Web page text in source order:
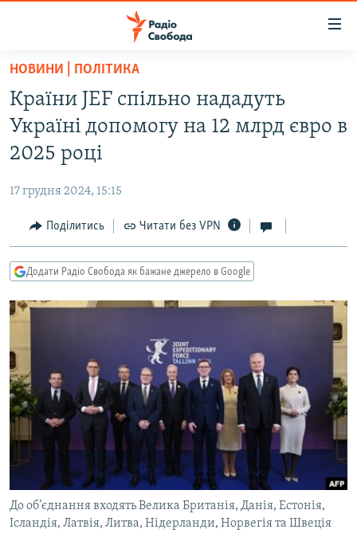
Перейти
основного
матеріалу
Перейти
до
основної
навігації
Перейти
до
пошуку
ВСЕ ЗА ДОБУ
СТАТТІ
ЕКОНОМІКА
СУСПІЛЬСТВО
РОСІЙСЬКА «ФІЛЬТРАЦІЯ»
ДОНБАС.РЕАЛІЇ
ТИ ЯК?
СХЕМИ
МУЛЬТИМЕДІА
ФОТО
СПЕЦПРОЄКТИ
КРИМ РЕАЛІЇ
РУС
НОВИНИ | ПОЛІТИКА
Країни JEF спільно нададуть
Україні допомогу на 12 млрд євро в
2025 році
17 грудня 2024, 15:15
Поділитись Читати без VPN
Додати Радіо Свобода як бажане джерело в Google
До об’єднання входять Велика Британія, Данія, Естонія,
Ісландія, Латвія, Литва, Нідерланди, Норвегія та Швеція